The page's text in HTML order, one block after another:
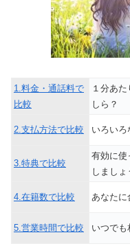
1.料金・通話料で
比較
１分あ
しら？
2.支払方法で比較 いろいろ
3.特典で比較
有効に使
しましょ
4.在籍数で比較 あなたに
5.営業時間で比較 いつでも